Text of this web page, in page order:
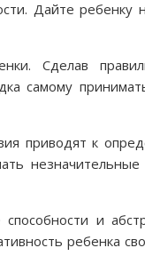
Дайте ребенку
Сделав
самому
приводят к
и
ребенка